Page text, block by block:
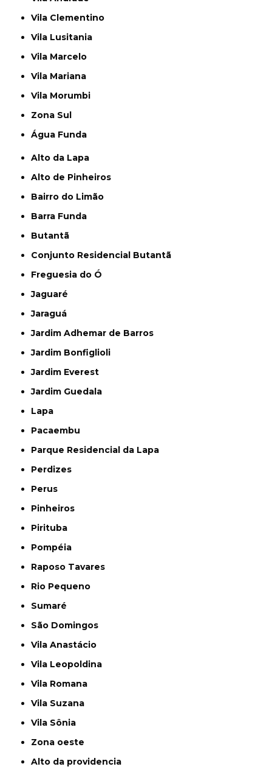
Vila Clementino
Vila Lusitania
Vila Marcelo
Vila Mariana
Vila Morumbi
Zona Sul
Água Funda
Alto da Lapa
Alto de Pinheiros
Bairro do Limão
Barra Funda
Butantã
Conjunto Residencial Butantã
Freguesia do Ó
Jaguaré
Jaraguá
Jardim Adhemar de Barros
Jardim Bonfiglioli
Jardim Everest
Jardim Guedala
Lapa
Pacaembu
Parque Residencial da Lapa
Perdizes
Perus
Pinheiros
Pirituba
Pompéia
Raposo Tavares
Rio Pequeno
Sumaré
São Domingos
Vila Anastácio
Vila Leopoldina
Vila Romana
Vila Suzana
Vila Sônia
Zona oeste
alto da providencia